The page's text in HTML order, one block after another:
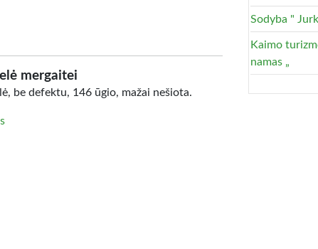
mergaitei
be defektu, 146 ūgio, mažai nešiota.
Sodyba "
Kaimo
namas „